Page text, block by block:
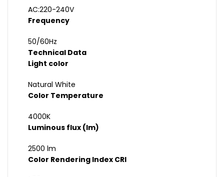
AC:220-240V
Frequency
50/60Hz
Technical Data
Light color
Natural White
Color Temperature
4000K
Luminous flux (lm)
2500 lm
Color Rendering Index CRI